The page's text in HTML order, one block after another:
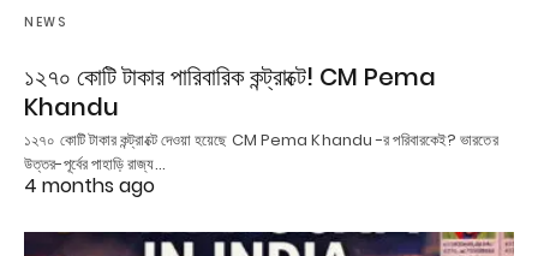
NEWS
১২৭০ কোটি টাকার পারিবারিক কন্ট্রাক্টে! CM Pema
Khandu
১২৭০ কোটি টাকার কন্ট্রাক্টে দেওয়া হয়েছে CM Pema Khandu -র পরিবারকেই? ভারতের
উত্তর-পূর্বের পাহাড়ি রাজ্য…
4 months ago